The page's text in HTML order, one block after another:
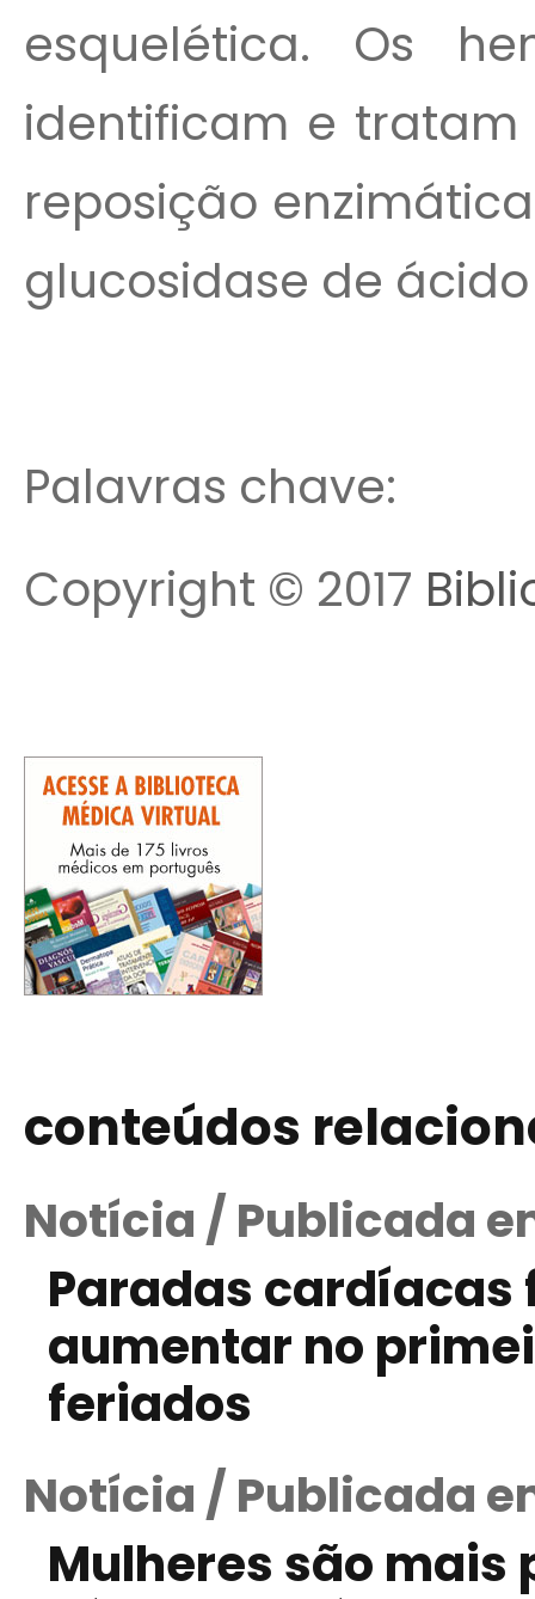
esquelética. Os
identificam e
reposição
glucosidase de
Palavras chave:
Copyright © 2017
conteúdos
Notícia / Publicada
Paradas cardíacas
aumentar no
feriados
Notícia / Publicada
Mulheres são mais